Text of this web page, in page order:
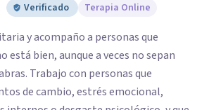
Verificado
Terapia Online
y acompaño a personas que
está bien, aunque a veces no sepan
que
de cambio, estrés emocional,